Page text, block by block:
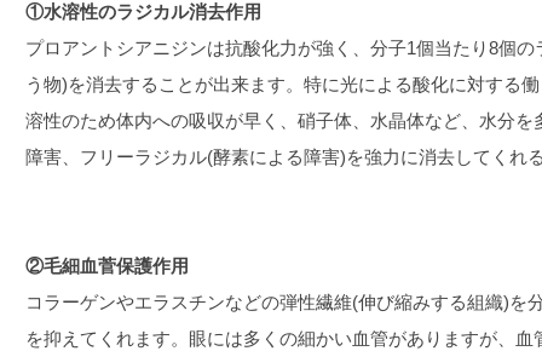
①水溶性のラジカル消去作用
プロアントシアニジンは抗酸化力が強く、分子1個当たり8個
う物)を消去することが出来ます。特に光による酸化に対する
溶性のため体内への吸収が早く、硝子体、水晶体など、水分
障害、フリーラジカル(酵素による障害)を強力に消去してくれ
②毛細血菅保護作用
コラーゲンやエラスチンなどの弾性繊維(伸び縮みする組織)を
を抑えてくれます。眼には多くの細かい血管がありますが、